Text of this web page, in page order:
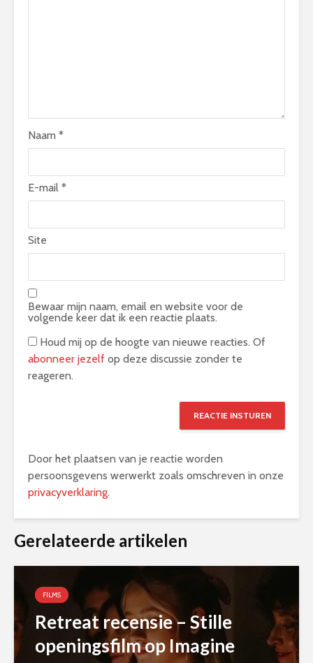
Naam *
E-mail *
Site
Bewaar mijn naam, email en website voor de
volgende keer dat ik een reactie plaats.
Houd mij op de hoogte van nieuwe reacties. Of
abonneer jezelf op deze discussie zonder te
reageren.
Door het plaatsen van je reactie worden
persoonsgevens werwerkt zoals omschreven in onze
privacyverklaring.
Gerelateerde artikelen
FILMS
Retreat recensie – Stille
openingsfilm op Imagine